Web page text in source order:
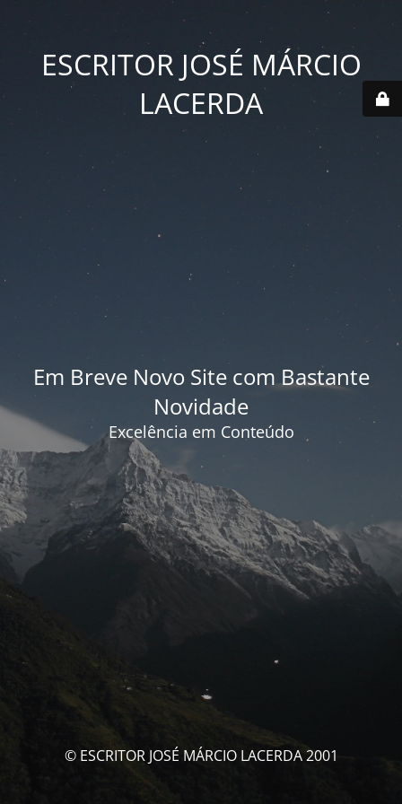
ESCRITOR JOSÉ MÁRCIO
LACERDA
Em Breve Novo Site com Bastante
Novidade
Excelência em Conteúdo
© ESCRITOR JOSÉ MÁRCIO LACERDA 2001